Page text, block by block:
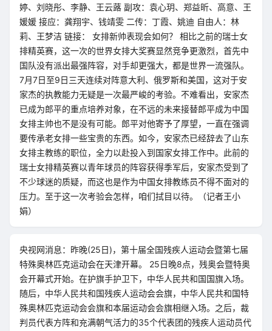
婷、刘晓彤、李静、王云蕗 副攻：袁心玥、郑益昕、高意、王
媛媛 接应：龚翔宇、钱靖雯 二传：丁霞、姚迪 自由人：林
莉、王梦洁 链接： 女排新帅表现会如何？ 相比之前的瑞士女
排精英赛，这一次的世界女排大奖赛显然竞争更激烈，首先中
国队没有派出最强阵容，对手却更强大，都是世界一流强队。
7月7日至9日三天连续对阵意大利、俄罗斯和美国，这对于安
家杰的执教能力无疑是一次最严峻的考验。不难看出，安家杰
已成为郎平的重点培养对象，在不远的未来接替郎平成为中国
女排主帅也不是没有可能。郎平对他寄予了厚望，一直在强调
要传承老女排一些宝贵的东西。如今，安家杰已经辞去了山东
女排主教练的职位，全力以赴投入到国家女排工作中。此前的
瑞士女排精英赛以青年球员的阵容获得季军后，安家杰受到了
不少球迷的质疑，而这也是作为中国女排教练员不得不面对的
压力。至于这一次考验会怎样，咱们拭目以待。（记者王小
娟）
央视网消息：昨晚(25日)，第十届全国残疾人运动会暨第七届
特殊奥林匹克运动会在天津开幕。 25日晚8点，残奥会暨特奥
会开幕式开始。在护旗手护卫下，中华人民共和国国旗入场。
随后，中华人民共和国残疾人运动会会旗，中华人民共和国特
殊奥林匹克运动会会旗和本届运动会会旗相继入场。之后，裁
判员代表方阵和充满朝气活力的35个代表团的残疾人运动员代